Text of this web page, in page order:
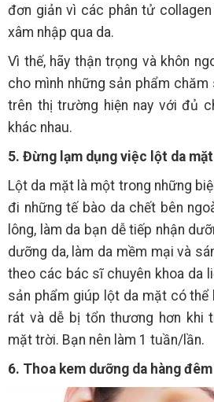
đơn giản vì các phân tử
xâm nhập qua da.
Vì thế, hãy thận trọng và khôn
cho mình những sản phẩm chăm
trên thị trường hiện nay với đủ
khác nhau.
5. Đừng lạm dụng việc lột da mặt
Lột da mặt là một trong những
đi những tế bào da chết bên
lông, làm da bạn dễ tiếp nhận
dưỡng da, làm da mềm mại và
theo các bác sĩ chuyên khoa da
sản phẩm giúp lột da mặt có thể
rát và dễ bị tổn thương hơn khi
mặt trời. Bạn nên làm 1 tuần/lần.
6. Thoa kem dưỡng da hàng đêm